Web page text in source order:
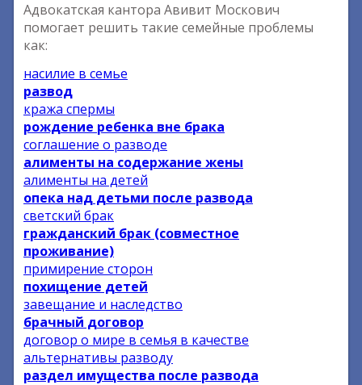
Адвокатская кантора Авивит Москович
помогает решить такие семейные проблемы
как:
насилие в семье
развод
кража спермы
рождение ребенка вне брака
соглашение о разводе
алименты на содержание жены
алименты на детей
опека над детьми после развода
светский брак
гражданский брак (совместное
проживание)
примирение сторон
похищение детей
завещание и наследство
брачный договор
договор о мире в семья в качестве
альтернативы разводу
раздел имущества после развода